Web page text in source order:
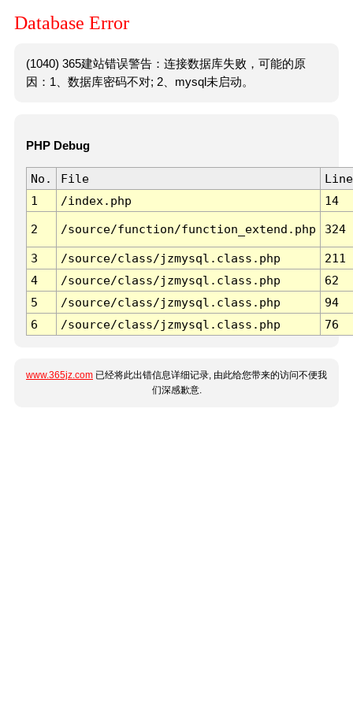
Database Error
(1040) 365建站错误警告：连接数据库失败，可能的原
因：1、数据库密码不对; 2、mysql未启动。
PHP Debug
No. File
Line
1
/index.php 14
2 /source/function/function_extend.php 324
3 /source/class/jzmysql.class.php
211
4
/source/class/jzmysql.class.php
62
5
/source/class/jzmysql.class.php
94
6
/source/class/jzmysql.class.php 76
www.365jz.com 已经将此出错信息详细记录, 由此给您带来的访问不便我
们深感歉意.